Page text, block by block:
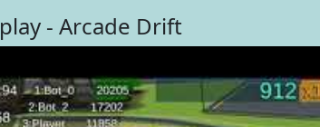
- Arcade Drift